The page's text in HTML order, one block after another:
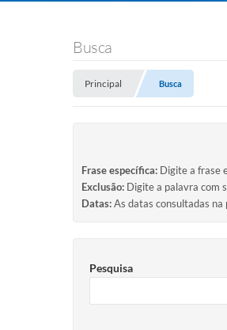
Busca
Principal Busca
Frase específica: Digite a frase
Exclusão: Digite a palavra com
Datas:As datas consultadas
Pesquisa